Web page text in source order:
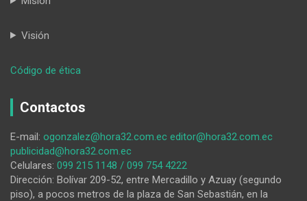
Visión
Código de ética
para
Feria
del
Dulce
Contactos
E-mail: ogonzalez@hora32.com.ec editor@hora32.com.ec
publicidad@hora32.com.ec
Celulares: 099 215 1148 / 099 754 4222
Dirección: Bolívar 209-52, entre Mercadillo y Azuay (segundo
piso), a pocos metros de la plaza de San Sebastián, en la